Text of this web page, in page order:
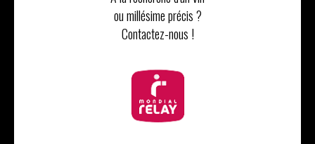
ou millésime précis ?
Contactez-nous !